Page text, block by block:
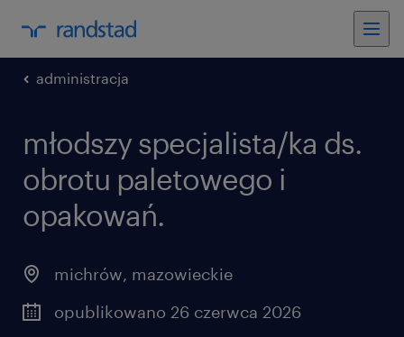
administracja
młodszy specjalista/ka ds.
obrotu paletowego i
opakowań.
michrów, mazowieckie
opublikowano 26 czerwca 2026